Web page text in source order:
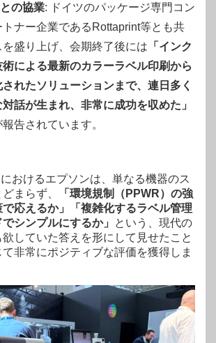
の協業: ドイツのパッケージ専門コン
ナー企業であるRottaprint等とも共
を盛り上げ、会期終了後には 「インク
による最新のカラーラベル印刷から
れたソリューションまで、連日多く
話が生まれ、非常に成功を収めた」
報告されています。
におけるエプソンは、単なる機器のス
まらず、
「環境規制（PPWR）の強
応えるか」「複雑化するラベル管理
シンプルにするか」
という、現代の
していた答えを形にして見せたこと
非常にポジティブな評価を獲得しま